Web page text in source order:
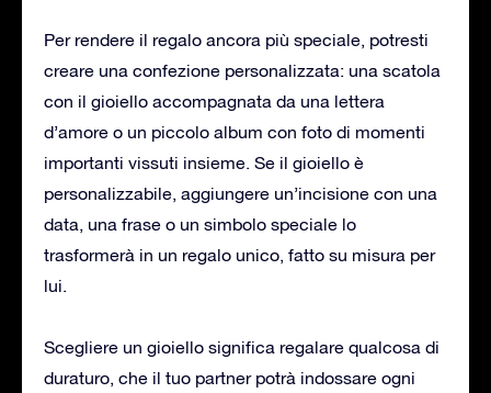
Per rendere il regalo ancora più speciale, potresti
creare una confezione personalizzata: una scatola
con il gioiello accompagnata da una lettera
d’amore o un piccolo album con foto di momenti
importanti vissuti insieme. Se il gioiello è
personalizzabile, aggiungere un’incisione con una
data, una frase o un simbolo speciale lo
trasformerà in un regalo unico, fatto su misura per
lui.
Scegliere un gioiello significa regalare qualcosa di
duraturo, che il tuo partner potrà indossare ogni